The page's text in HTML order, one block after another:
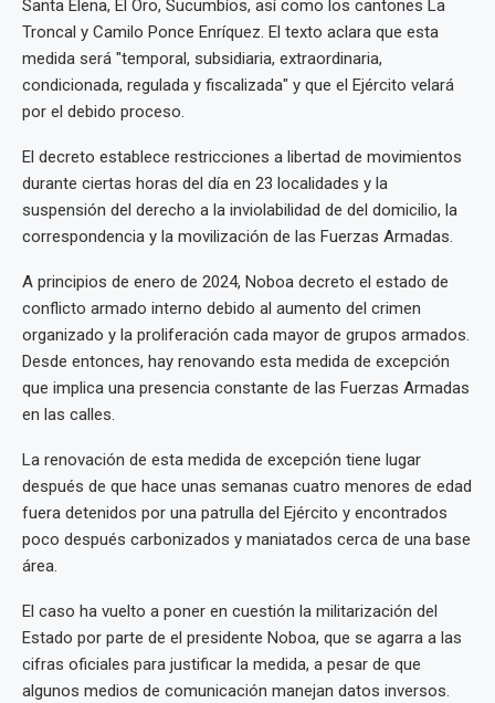
Santa Elena, El Oro, Sucumbíos, así como los cantones La
Troncal y Camilo Ponce Enríquez. El texto aclara que esta
medida será "temporal, subsidiaria, extraordinaria,
condicionada, regulada y fiscalizada" y que el Ejército velará
por el debido proceso.
El decreto establece restricciones a libertad de movimientos
durante ciertas horas del día en 23 localidades y la
suspensión del derecho a la inviolabilidad de del domicilio, la
correspondencia y la movilización de las Fuerzas Armadas.
A principios de enero de 2024, Noboa decreto el estado de
conflicto armado interno debido al aumento del crimen
organizado y la proliferación cada mayor de grupos armados.
Desde entonces, hay renovando esta medida de excepción
que implica una presencia constante de las Fuerzas Armadas
en las calles.
La renovación de esta medida de excepción tiene lugar
después de que hace unas semanas cuatro menores de edad
fuera detenidos por una patrulla del Ejército y encontrados
poco después carbonizados y maniatados cerca de una base
área.
El caso ha vuelto a poner en cuestión la militarización del
Estado por parte de el presidente Noboa, que se agarra a las
cifras oficiales para justificar la medida, a pesar de que
algunos medios de comunicación manejan datos inversos.